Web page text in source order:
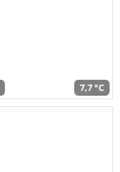
7,7 °C